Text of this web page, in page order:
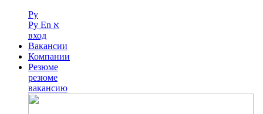
Ру
Ру En א
вход
Вакансии
Компании
Резюме
резюме
вакансию